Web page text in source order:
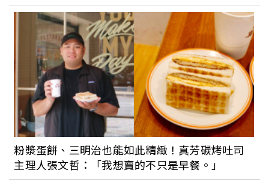
粉漿蛋餅、三明治也能如此精緻！真芳碳烤吐司
主理人張文哲：「我想賣的不只是早餐。」